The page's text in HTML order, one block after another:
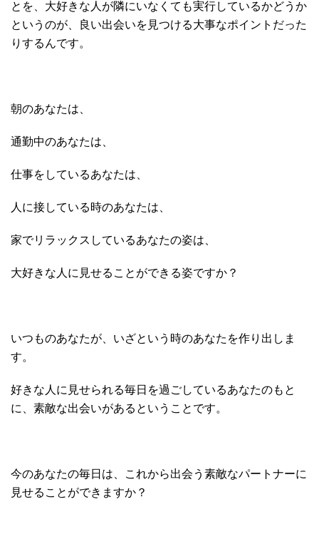
とを、大好きな人が隣にいなくても実行しているかどうか
というのが、良い出会いを見つける大事なポイントだった
りするんです。
朝のあなたは、
通勤中のあなたは、
仕事をしているあなたは、
人に接している時のあなたは、
家でリラックスしているあなたの姿は、
大好きな人に見せることができる姿ですか？
いつものあなたが、いざという時のあなたを作り出しま
す。
好きな人に見せられる毎日を過ごしているあなたのもと
に、素敵な出会いがあるということです。
今のあなたの毎日は、これから出会う素敵なパートナーに
見せることができますか？